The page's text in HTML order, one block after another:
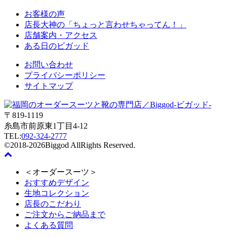
お客様の声
店長大神の「ちょっと言わせちゃってん！」
店舗案内・アクセス
ある日のビガッド
お問い合わせ
プライバシーポリシー
サイトマップ
〒819-1119
糸島市前原東1丁目4-12
TEL:092-324-2777
©2018-2026Biggod AllRights Reserved.
＜オーダースーツ＞
おすすめデザイン
生地コレクション
店長のこだわり
ご注文からご納品まで
よくある質問